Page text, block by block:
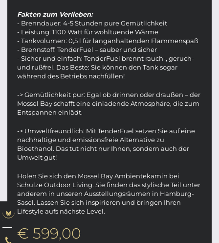
Fakten zum Verlieben:
- Brenndauer: 4-5 Stunden pure Gemütlichkeit
- Leistung: 1100 Watt für wohltuende Wärme
- Tankvolumen: 0,5 l für langanhaltenden Flammenspaß
- Brennstoff: TenderFuel – sauber und sicher
- Sicher und einfach: TenderFuel brennt rauch-, geruch-
und rußfrei. Das Beste: Sie können den Tank sogar
während des Betriebs nachfüllen!
-> Gemütlichkeit pur: Egal ob drinnen oder draußen – der
Mossel Bay schafft eine einladende Atmosphäre, die zum
Entspannen einlädt.
-> Umweltfreundlich: Mit TenderFuel setzen Sie auf eine
nachhaltige und emissionsfreie Alternative zu
Bioethanol. Das tut nicht nur Ihnen, sondern auch der
Umwelt gut!
Holen Sie sich den Mossel Bay Ambientekamin bei
Schulze Outdoor Living. Sie finden das stylische Teil unter
anderem in unseren Ausstellungsräumen in Hamburg-
Sasel. Lassen Sie sich inspirieren und bringen Ihren
Lifestyle aufs nächste Level.
€ 599,00